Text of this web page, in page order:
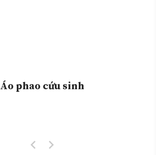
Áo phao cứu sinh